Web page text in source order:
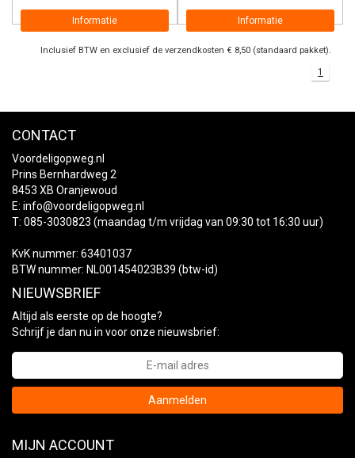
Informatie Informatie
Inclusief BTW en exclusief de verzendkosten € 8,50 (standaard pakket).
1
CONTACT
Voordeligopweg.nl
Prins Bernhardweg 2
8453 XB Oranjewoud
E: info@voordeligopweg.nl
T: 085-3030823 (maandag t/m vrijdag van 09:30 tot 16:30 uur)
KvK nummer: 63401037
BTW nummer: NL001454023B39 (btw-id)
NIEUWSBRIEF
Altijd als eerste op de hoogte?
Schrijf je dan nu in voor onze nieuwsbrief:
Aanmelden
MIJN ACCOUNT